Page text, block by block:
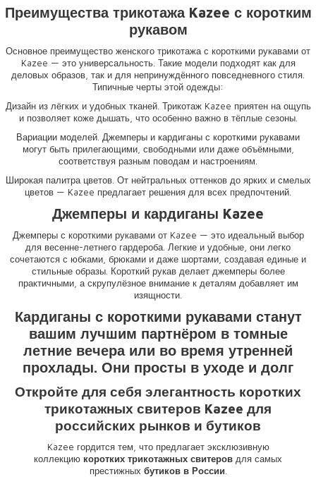
Преимущества трикотажа Kazee с коротким
рукавом
Основное преимущество женского трикотажа с короткими рукавами от
Kazee — это универсальность. Такие модели подходят как для
деловых образов, так и для непринуждённого повседневного стиля.
Типичные черты этой одежды:
Дизайн из лёгких и удобных тканей. Трикотаж Kazee приятен на ощупь
и позволяет коже дышать, что особенно важно в тёплые сезоны.
Вариации моделей. Джемперы и кардиганы с короткими рукавами
могут быть прилегающими, свободными или даже объёмными,
соответствуя разным поводам и настроениям.
Широкая палитра цветов. От нейтральных оттенков до ярких и смелых
цветов — Kazee предлагает решения для всех предпочтений.
Джемперы и кардиганы Kazee
Джемперы с короткими рукавами от Kazee — это идеальный выбор
для весенне-летнего гардероба. Легкие и удобные, они легко
сочетаются с юбками, брюками и даже шортами, создавая единые и
стильные образы. Короткий рукав делает джемперы более
практичными, а скрупулёзное внимание к деталям добавляет им
изящности.
Кардиганы с короткими рукавами станут
вашим лучшим партнёром в томные
летние вечера или во время утренней
прохлады. Они просты в уходе и долг
Откройте для себя элегантность коротких
трикотажных свитеров Kazee для
российских рынков и бутиков
Kazee гордится тем, что предлагает эксклюзивную
коллекцию коротких трикотажных свитеров для самых
престижных бутиков в России